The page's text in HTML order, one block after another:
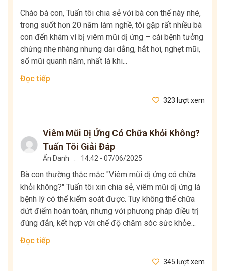
Chào bà con, Tuấn tôi chia sẻ với bà con thế này nhé,
trong suốt hơn 20 năm làm nghề, tôi gặp rất nhiều bà
con đến khám vì bị viêm mũi dị ứng – cái bệnh tưởng
chừng nhẹ nhàng nhưng dai dẳng, hắt hơi, nghẹt mũi,
sổ mũi quanh năm, nhất là khi...
Đọc tiếp
323 lượt xem
Viêm Mũi Dị Ứng Có Chữa Khỏi Không?
Tuấn Tôi Giải Đáp
Ẩn Danh 14:42 - 07/06/2025
Bà con thường thắc mắc "Viêm mũi dị ứng có chữa
khỏi không?" Tuấn tôi xin chia sẻ, viêm mũi dị ứng là
bệnh lý có thể kiểm soát được. Tuy không thể chữa
dứt điểm hoàn toàn, nhưng với phương pháp điều trị
đúng đắn, kết hợp với chế độ chăm sóc sức khỏe...
Đọc tiếp
345 lượt xem